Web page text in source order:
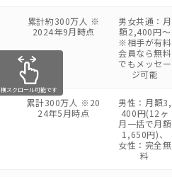
累計約300万人 ※
2024年9月時点
男女共通：月
額2,400円〜
※相手が有料
会員なら無料
でもメッセー
ジ可能
累計300万人 ※20
24年5月時点
男性：月額3,
400円(12ヶ
月一括で月額
1,650円)、
女性：完全無
料
横スクロール可能です